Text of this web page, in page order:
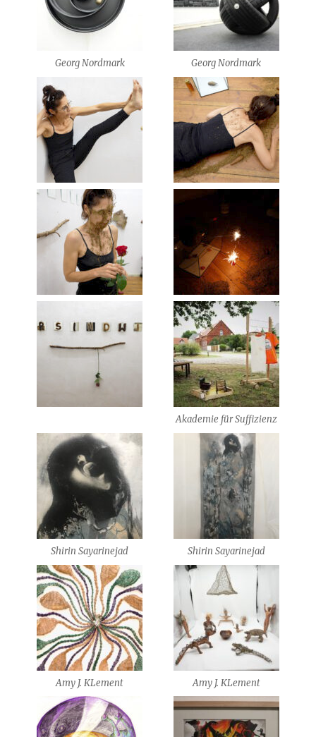
Georg Nordmark Georg Nordmark
Akademie für Suffizienz
Shirin Sayarinejad Shirin Sayarinejad
Amy J. KLement Amy J. KLement